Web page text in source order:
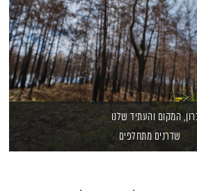
שדרנים מתחלפים